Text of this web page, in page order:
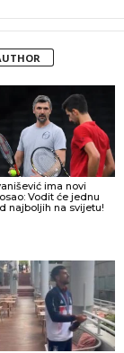
ima novi
Vodit će jednu
najboljih na svijetu!